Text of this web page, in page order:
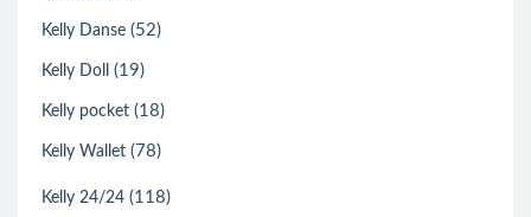
Kelly Danse (52)
Kelly Doll (19)
Kelly pocket (18)
Kelly Wallet (78)
Kelly 24/24 (118)